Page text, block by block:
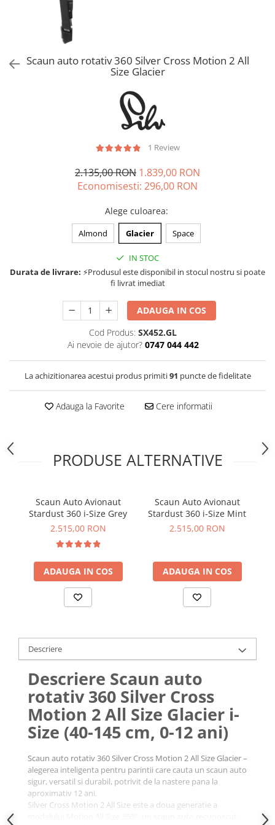
Jucarii educative
Figurine jucarii mici
Jucarii electronice
Scaun auto rotativ 360 Silver Cross Motion 2 All
Size Glacier
1 Review
2.135,00 RON 1.839,00 RON
Economisesti: 296,00 RON
Alege culoarea:
Almond Glacier Space
IN STOC
Durata de livrare: ⚡Produsul este disponibil in stocul nostru si poate
fi livrat imediat
ADAUGA IN COS
Cod Produs: SX452.GL
Ai nevoie de ajutor? 0747 044 442
La achizitionarea acestui produs primiti91 puncte de fidelitate
Adauga la Favorite Cere informatii
PRODUSE ALTERNATIVE
Scaun Auto Avionaut
Stardust 360 i-Size Grey
2.515,00 RON
ADAUGA IN COS
Scaun Auto Avionaut
Stardust 360 i-Size Mint
2.515,00 RON
ADAUGA IN COS
Descriere
Descriere Scaun auto
rotativ 360 Silver Cross
Motion 2 All Size Glacier i-
Size (40-145 cm, 0-12 ani)
Scaun auto rotativ 360 Silver Cross Motion 2 All Size Glacier –
alegerea inteligenta pentru parintii care cauta un scaun auto
sigur, versatil si durabil, potrivit de la nastere pana la
aproximativ 12 ani.
Silver Cross Motion 2 All Size este a doua generatie a